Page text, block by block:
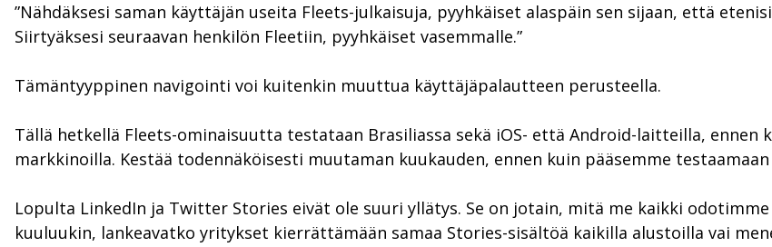
”Nähdäksesi saman käyttäjän useita Fleets-julkaisuja, pyyhkäiset alaspäin sen sijaan, että
Siirtyäksesi seuraavan henkilön Fleetiin, pyyhkäiset vasemmalle.”
Tämäntyyppinen navigointi voi kuitenkin muuttua käyttäjäpalautteen perusteella.
Tällä hetkellä Fleets-ominaisuutta testataan Brasiliassa sekä iOS- että Android-laitteilla,
markkinoilla. Kestää todennäköisesti muutaman kuukauden, ennen kuin pääsemme
Lopulta LinkedIn ja Twitter Stories eivät ole suuri yllätys. Se on jotain, mitä me kaikki
kuuluukin, lankeavatko yritykset kierrättämään samaa Stories-sisältöä kaikilla alustoilla vai